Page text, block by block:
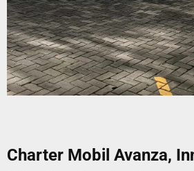
Charter Mobil Avanza,